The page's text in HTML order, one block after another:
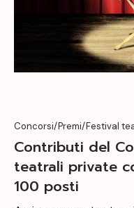
Concorsi/Premi/Festival
Contributi del
teatrali private
100 posti